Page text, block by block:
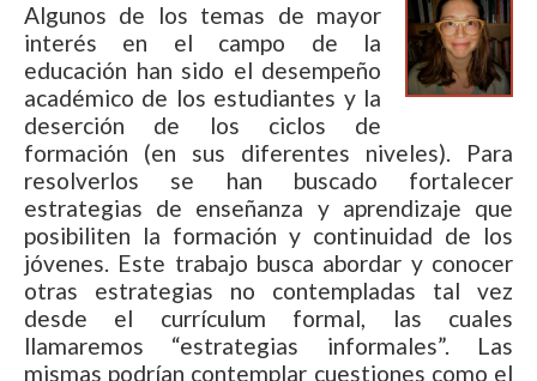
Algunos de los temas de mayor
interés en el campo de la
educación han sido el desempeño
académico de los estudiantes y la
deserción de los ciclos de
formación (en sus diferentes niveles). Para
resolverlos se han buscado fortalecer
estrategias de enseñanza y aprendizaje que
posibiliten la formación y continuidad de los
jóvenes. Este trabajo busca abordar y conocer
otras estrategias no contempladas tal vez
desde el currículum formal, las cuales
llamaremos “estrategias informales”. Las
mismas podrían contemplar cuestiones como el